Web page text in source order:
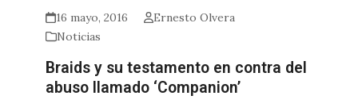
16 mayo, 2016
Ernesto Olvera
Noticias
Braids y su testamento en contra del
abuso llamado ‘Companion’